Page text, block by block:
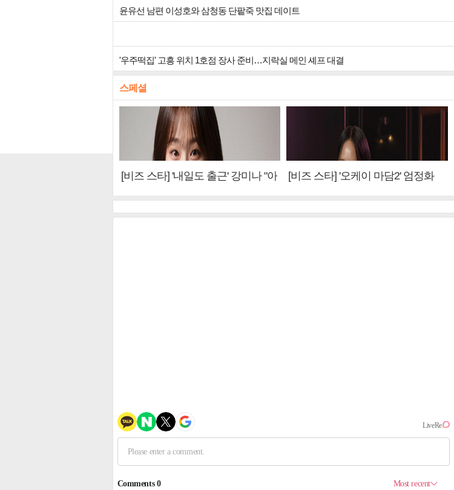
윤유선 남편 이성호와 삼청동 단팥죽 맛집 데이트
'우주떡집' 고흥 위치 1호점 장사 준비…지락실 메인 셰프 대결
스페셜
[비즈 스타] '내일도 출근' 강미나 "아
[비즈 스타] '오케이 마담2' 엄정화